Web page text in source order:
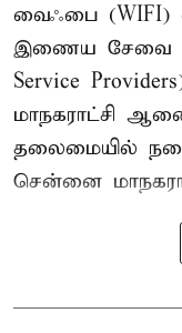
வைஃபை (WIFI)
இணைய சேவை
Service
மாநகராட்சி
தலைமையில்
சென்னை